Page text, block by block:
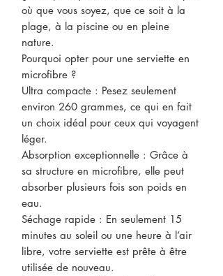
où que vous soyez, que ce soit à la
plage, à la piscine ou en pleine
nature.
Pourquoi opter pour une serviette en
microfibre ?
Ultra compacte : Pesez seulement
environ 260 grammes, ce qui en fait
un choix idéal pour ceux qui voyagent
léger.
Absorption exceptionnelle : Grâce à
sa structure en microfibre, elle peut
absorber plusieurs fois son poids en
eau.
Séchage rapide : En seulement 15
minutes au soleil ou une heure à l’air
libre, votre serviette est prête à être
utilisée de nouveau.